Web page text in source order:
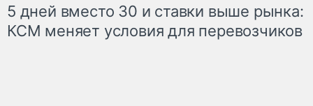
5 дней вместо 30 и ставки выше рынка:
КСМ меняет условия для перевозчиков